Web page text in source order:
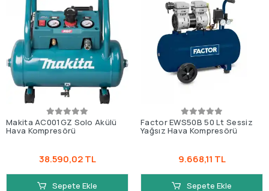
Makita AC001GZ Solo Akülü
Hava Kompresörü
38.590,02 TL
Sepete Ekle
Factor EWS50B 50 Lt Sessiz
Yağsız Hava Kompresörü
9.668,11 TL
Sepete Ekle